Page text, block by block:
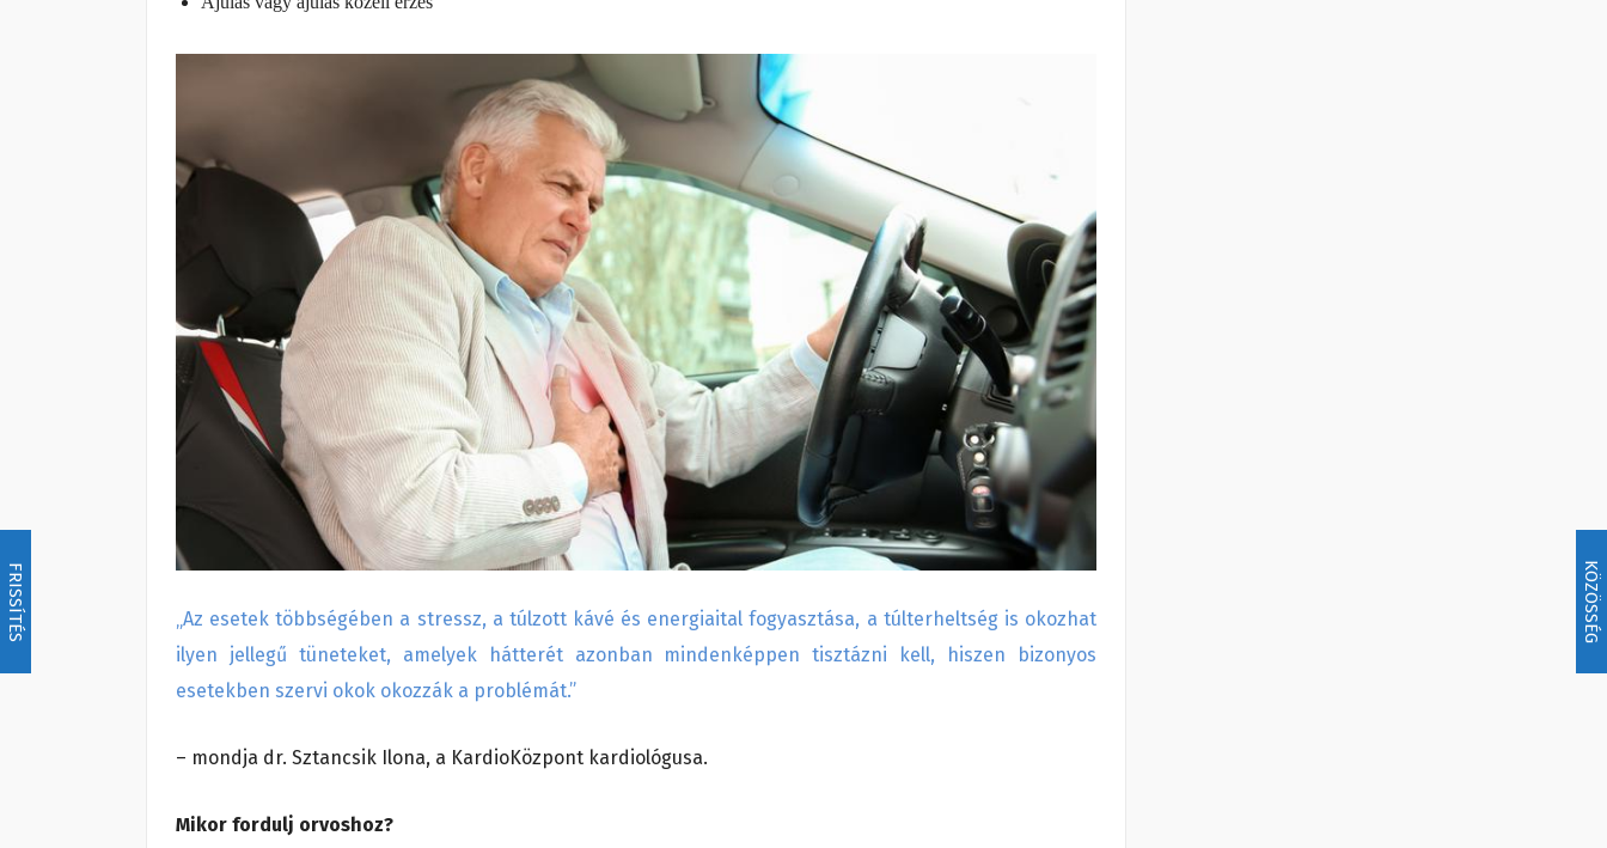
FRISSÍTÉS KÖZÖSSÉG
„Az esetek többségében a stressz, a túlzott kávé és energiaital fogyasztása, a túlterheltség is okozhat
ilyen jellegű tüneteket, amelyek hátterét azonban mindenképpen tisztázni kell, hiszen bizonyos
esetekben szervi okok okozzák a problémát.”
– mondja dr. Sztancsik Ilona, a KardioKözpont kardiológusa.
Mikor fordulj orvoshoz?